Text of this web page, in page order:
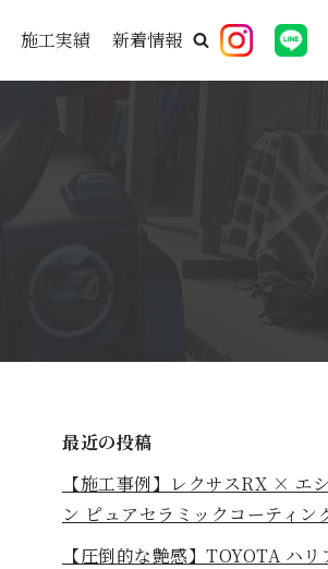
施工実績 新着情報
最近の投稿
【施工事例】レクサスRX × エ
ン ピュアセラミックコーティン
【圧倒的な艶感】TOYOTA ハリ